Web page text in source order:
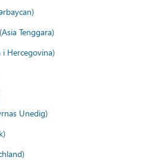
Tenggara)
i Hercegovina)
Unedig)